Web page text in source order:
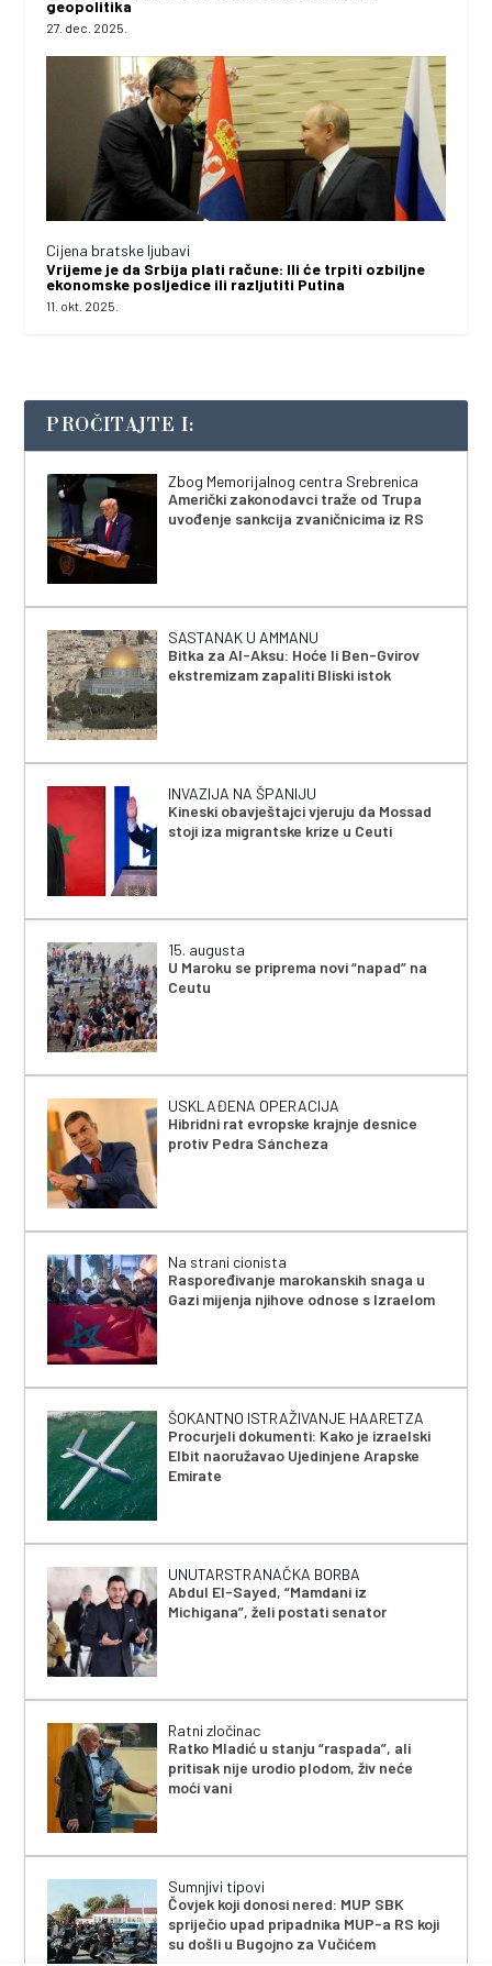
geopolitika
27. dec. 2025.
Cijena bratske ljubavi
Vrijeme je da Srbija plati račune: Ili će trpiti ozbiljne
ekonomske posljedice ili razljutiti Putina
11. okt. 2025.
PROČITAJTE I:
Zbog Memorijalnog centra Srebrenica
Američki zakonodavci traže od Trupa
uvođenje sankcija zvaničnicima iz RS
SASTANAK U AMMANU
Bitka za Al-Aksu: Hoće li Ben-Gvirov
ekstremizam zapaliti Bliski istok
INVAZIJA NA ŠPANIJU
Kineski obavještajci vjeruju da Mossad
stoji iza migrantske krize u Ceuti
15. augusta
U Maroku se priprema novi “napad” na
Ceutu
USKLAĐENA OPERACIJA
Hibridni rat evropske krajnje desnice
protiv Pedra Sáncheza
Na strani cionista
Raspoređivanje marokanskih snaga u
Gazi mijenja njihove odnose s Izraelom
ŠOKANTNO ISTRAŽIVANJE HAARETZA
Procurjeli dokumenti: Kako je izraelski
Elbit naoružavao Ujedinjene Arapske
Emirate
UNUTARSTRANAČKA BORBA
Abdul El-Sayed, “Mamdani iz
Michigana”, želi postati senator
Ratni zločinac
Ratko Mladić u stanju “raspada”, ali
pritisak nije urodio plodom, živ neće
moći vani
Sumnjivi tipovi
Čovjek koji donosi nered: MUP SBK
spriječio upad pripadnika MUP-a RS koji
su došli u Bugojno za Vučićem